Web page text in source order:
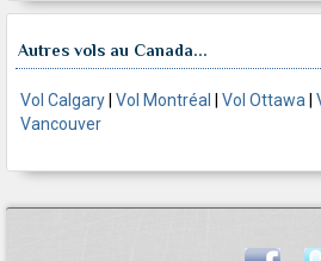
Autres vols au Canada...
Vol Calgary Vol Montréal Vol Ottawa
Vancouver